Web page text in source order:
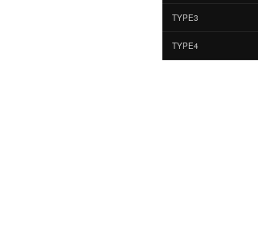
TYPE3
TYPE4